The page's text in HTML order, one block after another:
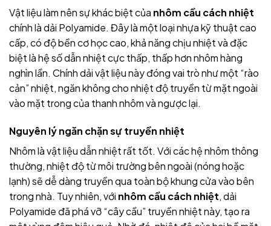
Vật liệu làm nên sự khác biệt của nhôm cầu cách nhiệt
chính là dải Polyamide. Đây là một loại nhựa kỹ thuật cao
cấp, có độ bền cơ học cao, khả năng chịu nhiệt và đặc
biệt là hệ số dẫn nhiệt cực thấp, thấp hơn nhôm hàng
nghìn lần. Chính dải vật liệu này đóng vai trò như một “rào
cản” nhiệt, ngăn không cho nhiệt độ truyền từ mặt ngoài
vào mặt trong của thanh nhôm và ngược lại.
Nguyên lý ngăn chặn sự truyền nhiệt
Nhôm là vật liệu dẫn nhiệt rất tốt. Với các hệ nhôm thông
thường, nhiệt độ từ môi trường bên ngoài (nóng hoặc
lạnh) sẽ dễ dàng truyền qua toàn bộ khung cửa vào bên
trong nhà. Tuy nhiên, với nhôm cầu cách nhiệt, dải
Polyamide đã phá vỡ “cây cầu” truyền nhiệt này, tạo ra